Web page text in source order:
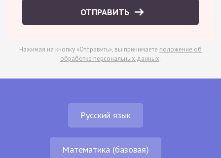
ОТПРАВИТЬ
Нажимая на кнопку «Отправить», вы принимаете положение об
обработке персональных данных.
Русский язык
Математика (базовая)